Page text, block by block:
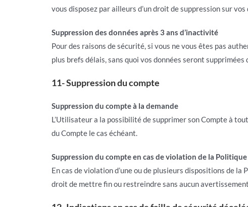
vous disposez par ailleurs d’un droit de suppression sur
Suppression des données après 3 ans d’inactivité
Pour des raisons de sécurité, si vous ne vous êtes pas
plus brefs délais, sans quoi vos données seront supprimées
11- Suppression du compte
Suppression du compte à la demande
L’Utilisateur a la possibilité de supprimer son Compte à
du Compte le cas échéant.
Suppression du compte en cas de violation de la
En cas de violation d’une ou de plusieurs dispositions de
droit de mettre fin ou restreindre sans aucun